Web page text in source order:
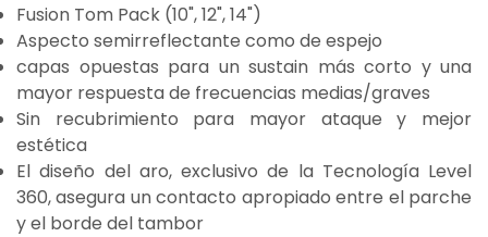
Fusion Tom Pack (10", 12", 14")
Aspecto semirreflectante como de espejo
capas opuestas para un sustain más corto y una
mayor respuesta de frecuencias medias/graves
Sin recubrimiento para mayor ataque y mejor
estética
El diseño del aro, exclusivo de la Tecnología Level
360, asegura un contacto apropiado entre el parche
y el borde del tambor